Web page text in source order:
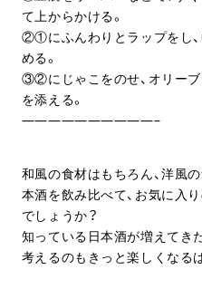
て上からかける。
②①にふんわりとラップをし
める。
③②にじゃこをのせ、オリー
を添える。
——————————–
和風の食材はもちろん、洋風
本酒を飲み比べて、お気に入
でしょうか？
知っている日本酒が増えてき
考えるのもきっと楽しくなる